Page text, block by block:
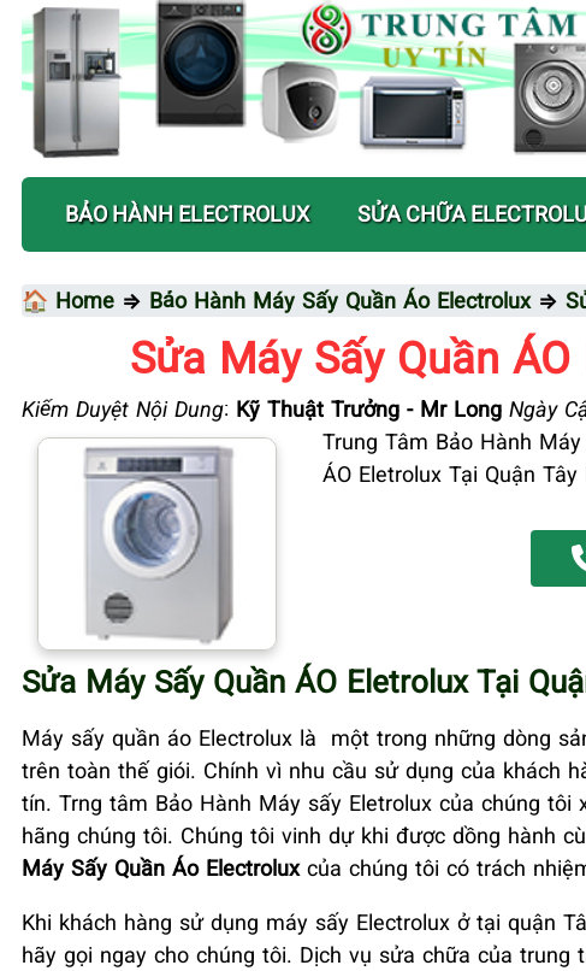
BẢO HÀNH ELECTROLUX SỬA CHỮA
🏠 Home ⇒ Bảo Hành Máy Sấy Quần Áo Electrolux⇒
Sửa Máy Sấy Quần
Kiểm Duyệt Nội Dung: Kỹ Thuật Trưởng - Mr Long Ngày
Trung Tâm Bảo Hành
ÁO Eletrolux Tại Quận
Sửa Máy Sấy Quần ÁO Eletrolux Tại
Máy sấy quần áo Electrolux là một trong những dòng
trên toàn thế giói. Chính vì nhu cầu sử dụng của khách
tín. Trng tâm Bảo Hành Máy sấy Eletrolux của chúng
hãng chúng tôi. Chúng tôi vinh dự khi được dồng hành
Máy Sấy Quần Áo Electrolux của chúng tôi có trách
Khi khách hàng sử dụng máy sấy Electrolux ở tại quận
hãy gọi ngay cho chúng tôi. Dịch vụ sửa chữa của